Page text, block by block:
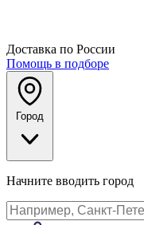
Доставка по России
Помощь в подборе
Город
Начните вводить город